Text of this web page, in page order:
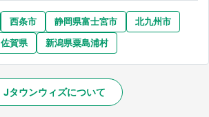
西条市 静岡県富士宮市
北九州市
佐賀県 新潟県粟島浦村
Jタウンウィズについて